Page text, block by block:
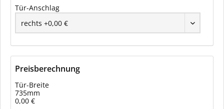
Tür-Anschlag
Preisberechnung
Tür-Breite
735mm
0,00 €